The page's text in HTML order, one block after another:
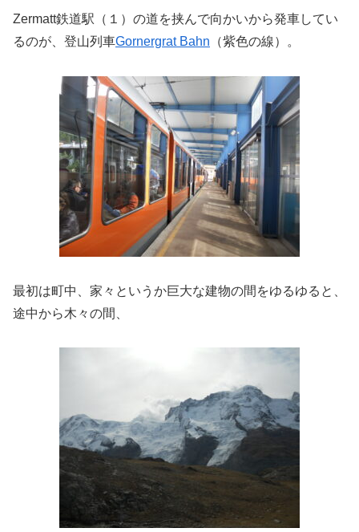
Zermatt鉄道駅（１）の道を挟んで向かいから発車してい
るのが、登山列車Gornergrat Bahn （紫色の線）。
最初は町中、家々というか巨大な建物の間をゆるゆると、
途中から木々の間、